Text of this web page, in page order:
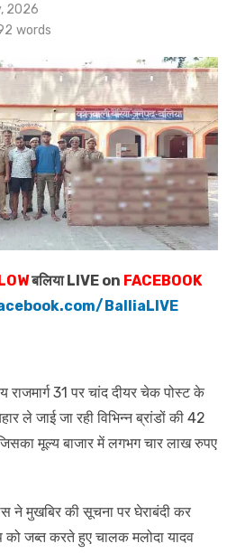
2026
words
बलिया LIVE on FACEBOOK
BalliaLIVE
राजमार्ग 31 पर चांद दीयर चेक पोस्ट के
ले जाई जा रही विभिन्न ब्रांडों की 42
मूल्य बाजार में लगभग चार लाख रुपए
ने मुखबिर की सूचना पर घेराबंदी कर
जब्त करते हुए चालक मलोदा यादव